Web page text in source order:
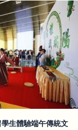
生體驗端午傳統文